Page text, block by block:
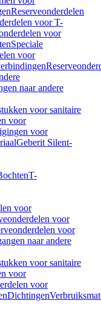
Reserveonderdelen
voor T-
voor
Speciale
voor
naar andere
voor sanitaire
voor
voor
Geberit Silent-
T-
voor
voor
voor
naar andere
voor sanitaire
voor
voor
Dichtingen